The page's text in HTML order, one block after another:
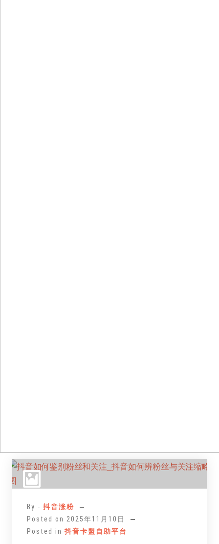
By - 抖音涨粉
Posted on 2025年11月10日
Posted in 抖音卡盟自助平台